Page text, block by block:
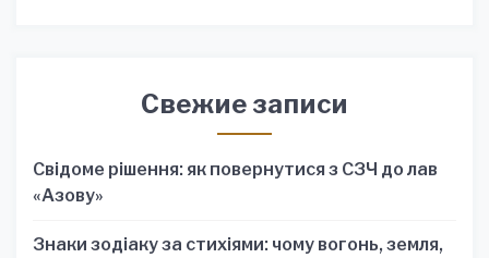
Свежие записи
Свідоме рішення: як повернутися з СЗЧ до лав
«Азову»
Знаки зодіаку за стихіями: чому вогонь, земля,